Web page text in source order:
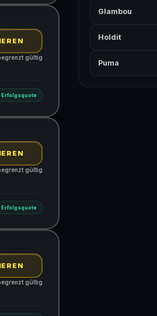
gültig
Erfolgsquote
gültig
Erfolgsquote
gültig
Glambou
Holdit
Puma